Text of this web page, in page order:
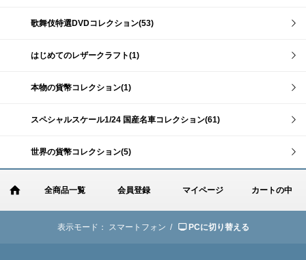
歌舞伎特選DVDコレクション(53)
はじめてのレザークラフト(1)
本物の貨幣コレクション(1)
スペシャルスケール1/24 国産名車コレクション(61)
世界の貨幣コレクション(5)
全商品一覧 会員登録 マイページ カートの中
表示モード： スマートフォン / PCに切り替える